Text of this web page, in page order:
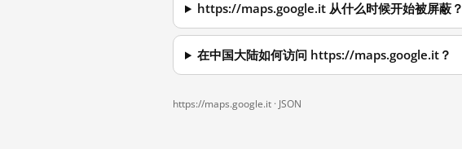
https://maps.google.it 从什么时候开始被屏蔽？
在中国大陆如何访问 https://maps.google.it？
https://maps.google.it · JSON